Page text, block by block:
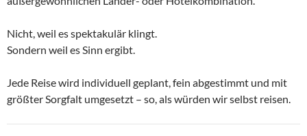
Nicht, weil es spektakulär klingt.
Sondern weil es Sinn ergibt.
Jede Reise wird individuell geplant, fein abgestimmt und mit
größter Sorgfalt umgesetzt – so, als würden wir selbst reisen.